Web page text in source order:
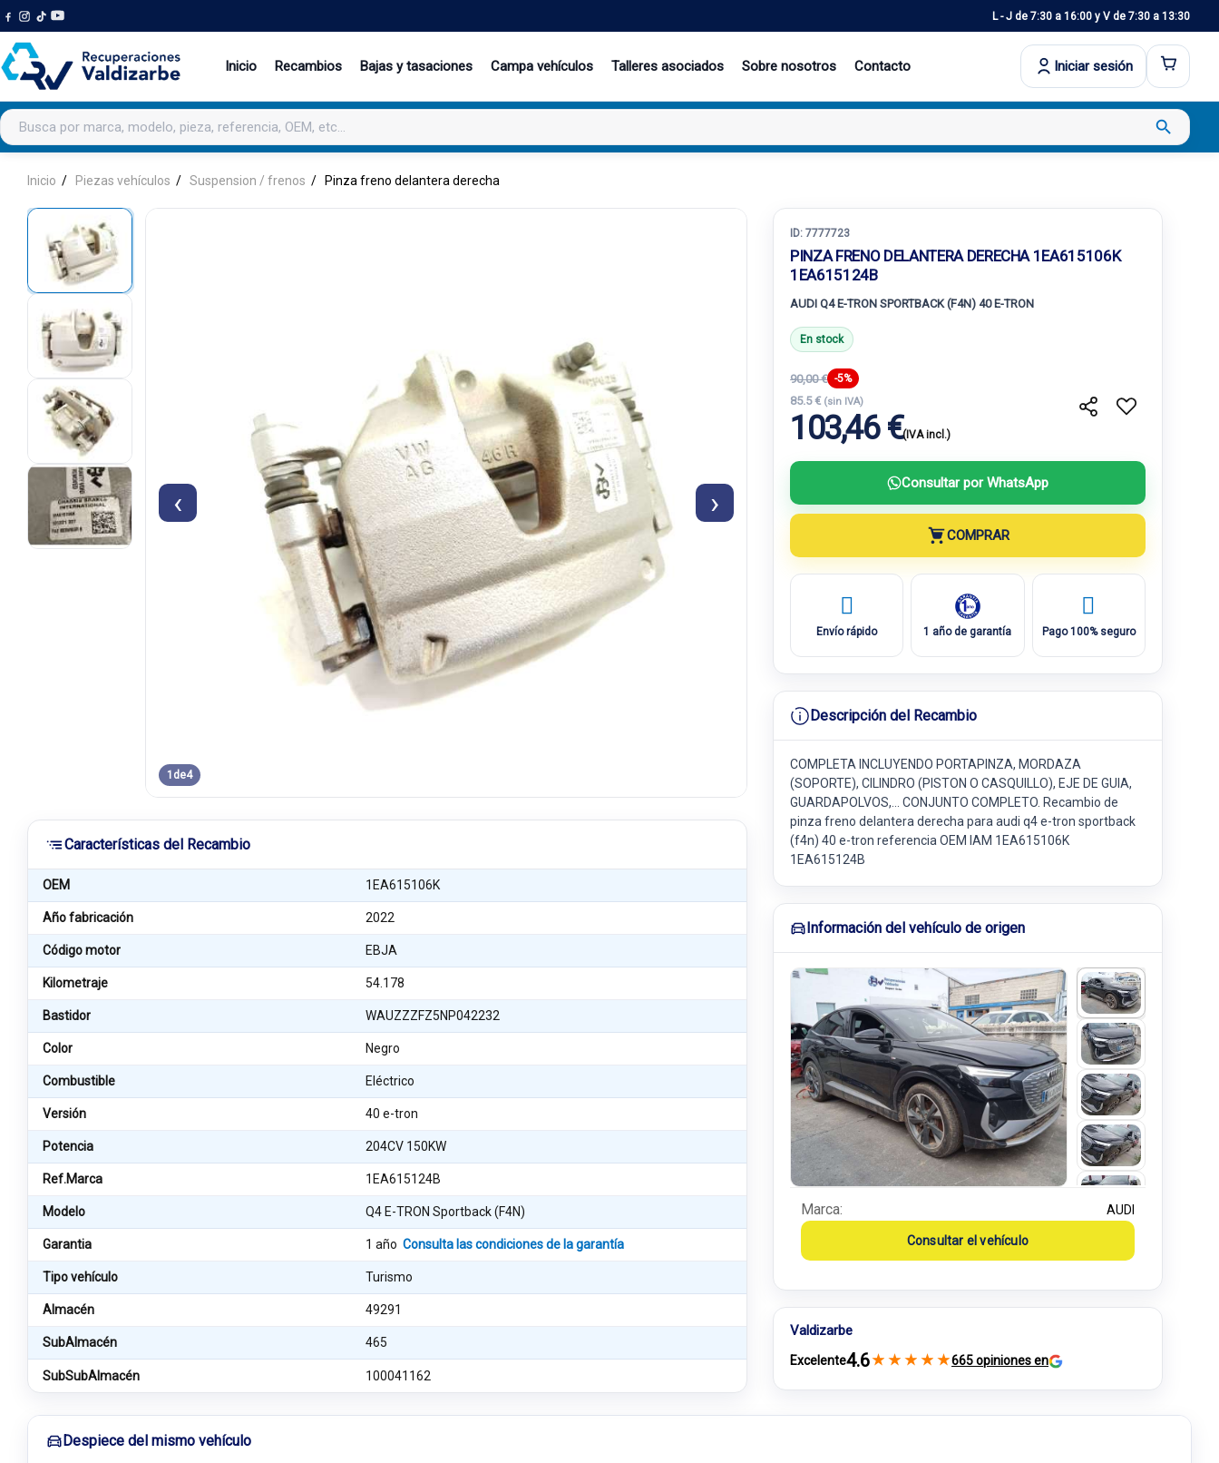
L - J de 7:30 a 16:00 y V de 7:30 a 13:30
Inicio Recambios Bajas y tasaciones Campa vehículos Talleres asociados Sobre nosotros Contacto Iniciar sesión
Buscar productos search
Inicio Piezas vehículos Suspension / frenos Pinza freno delantera derecha
‹ ›
1 de4
Características del Recambio
OEM 1EA615106K
Año fabricación 2022
Código motor EBJA
Kilometraje 54.178
Bastidor WAUZZZFZ5NP042232
Color Negro
Combustible Eléctrico
Versión 40 e-tron
Potencia 204CV 150KW
Ref.Marca 1EA615124B
Modelo Q4 E-TRON Sportback (F4N)
Garantia 1 añoConsulta las condiciones de la garantía
Tipo vehículo Turismo
Almacén 49291
SubAlmacén 465
SubSubAlmacén 100041162
ID: 7777723
PINZA FRENO DELANTERA DERECHA 1EA615106K
1EA615124B
AUDI Q4 E-TRON SPORTBACK (F4N) 40 E-TRON
En stock
90,00 € -5%
85.5 € (sin IVA)
103,46 €(IVA incl.)
Consultar por WhatsApp
COMPRAR
Envío rápido 1 año de garantía Pago 100% seguro
Descripción del Recambio
COMPLETA INCLUYENDO PORTAPINZA, MORDAZA
(SOPORTE), CILINDRO (PISTON O CASQUILLO), EJE DE GUIA,
GUARDAPOLVOS,... CONJUNTO COMPLETO. Recambio de
pinza freno delantera derecha para audi q4 e-tron sportback
(f4n) 40 e-tron referencia OEM IAM 1EA615106K
1EA615124B
Información del vehículo de origen
Marca: AUDI
Consultar el vehículo
Valdizarbe
Excelente4.6★ ★ ★ ★ ★665 opiniones en
Despiece del mismo vehículo